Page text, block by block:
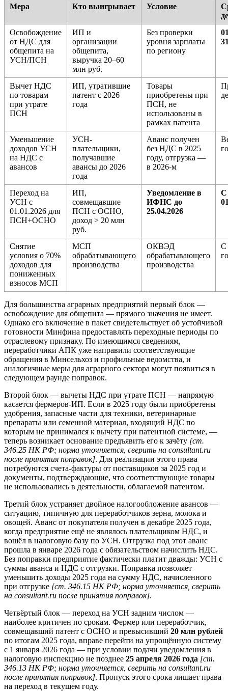
Мера Кто выигрывает Условие
Освобождение
от НДС для
общепита на
УСН/ПСН
ИП и
организации
общепита,
выручка 20–60
млн руб.
Без проверки
уровня зарплаты
по региону
Вычет НДС
по товарам
при утрате
ПСН
ИП, утратившие
патент с 2026
года
Товары
приобретены при
ПСН, не
использованы в
рамках патента
Уменьшение
доходов УСН
на НДС с
авансов
УСН-
плательщики,
получавшие
авансы до 2026
года
Аванс получен
без НДС в 2025
году, отгрузка —
в 2026-м
Переход на
УСН с
01.01.2026 для
ПСН+ОСНО
ИП,
совмещавшие
ПСН с ОСНО,
доход > 20 млн
руб.
Уведомление в
ИФНС до
25.04.2026
С
Снятие
условия о 70%
доходов для
пониженных
взносов МСП
МСП
обрабатывающего
производства
ОКВЭД
обрабатывающего
производства
С
Для большинства аграрных предприятий первый блок —
освобождение для общепита — прямого значения не имеет.
Однако его включение в пакет свидетельствует об устойчивой
готовности Минфина предоставлять переходные периоды по
отраслевому признаку. По имеющимся сведениям,
переработчики АПК уже направили соответствующие
обращения в Минсельхоз и профильные ведомства, и
аналогичные меры для аграрного сектора могут появиться в
следующем раунде поправок.
Второй блок — вычеты НДС при утрате ПСН — напрямую
касается фермеров-ИП. Если в 2025 году были приобретены
удобрения, запасные части для техники, ветеринарные
препараты или семенной материал, входящий НДС по
которым не принимался к вычету при патентной системе, —
теперь возникает основание предъявить его к зачёту [ст.
346.25 НК РФ; норма уточняется, сверить на consultant.ru
после принятия поправок]. Для реализации этого права
потребуются счета-фактуры от поставщиков за 2025 год и
документы, подтверждающие, что соответствующие товары
не использовались в деятельности, облагаемой патентом.
Третий блок устраняет двойное налогообложение авансов —
ситуацию, типичную для переработчиков зерна, молока и
овощей. Аванс от покупателя получен в декабре 2025 года,
когда предприятие ещё не являлось плательщиком НДС, и
вошёл в налоговую базу по УСН. Отгрузка под этот аванс
прошла в январе 2026 года с обязательством начислить НДС.
Без поправки предприятие фактически платит дважды: УСН с
суммы аванса и НДС с отгрузки. Поправка позволяет
уменьшить доходы 2025 года на сумму НДС, начисленного
при отгрузке [ст. 346.15 НК РФ; норма уточняется, сверить
на consultant.ru после принятия поправок].
Четвёртый блок — переход на УСН задним числом —
наиболее критичен по срокам. Фермер или переработчик,
совмещавший патент с ОСНО и превысивший 20 млн рублей
по итогам 2025 года, вправе перейти на упрощённую систему
с 1 января 2026 года — при условии подачи уведомления в
налоговую инспекцию не позднее 25 апреля 2026 года [ст.
346.13 НК РФ; норма уточняется, сверить на consultant.ru
после принятия поправок]. Пропуск этого срока лишает права
на переход в текущем году.